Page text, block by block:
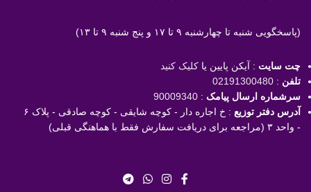
(پاسخگویی شنبه تا چهارشنبه ۹ تا ۱۷ و پنج شنبه ۹ تا ۱۳)
چت سایت : آیکن پایین یا کلیک کنید
تلفن :
02191300480
سرشماره ارسال پیامک :
90009340
آدرس دفتر توزیع
: خ اجاره دار - کوچه شایقی - کوچه صادقی - پلاک ۶
- واحد ۳ (مراجعه برای دریافت سفارش فقط با هماهنگی قبلی)